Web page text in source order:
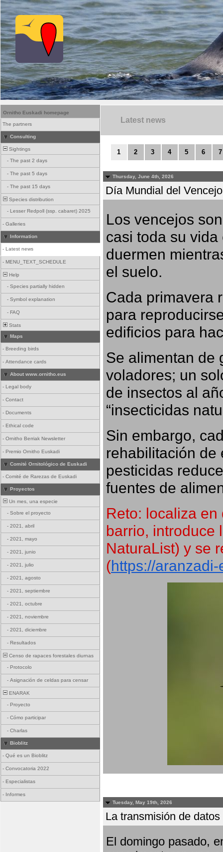
Ornitho Euskadi homepage
The partners
Consulting
Sightings
- The past 2 days
- The past 5 days
- The past 15 days
Species distribution
- Lesser Redpoll (ssp. cabaret) 2025
- Galleries
Information
- Latest news
- MENU_TEXT_SCHEDULE
Help
- Species partially hidden
- Symbol explanation
- FAQ
Stats
Maps
- Breeding birds
- Attendance cards
About www.ornitho.eus
- Legal body
- Contact
- Documents
- Ethical code
- Ornitho Berriak Newsletter
- Premio Ornitho Euskadi
Comité Ornitológico de Euskadi
- Comité de Rarezas de Euskadi
Proyectos
Un mes, una especie
- Sobre el proyecto
- 2021, abril
- 2021, mayo
- 2021, junio
- 2021, julio
- 2021, agosto
- 2021, septiembre
- 2021, octubre
- 2021, noviembre
- 2021, diciembre
- Resultados
Censo de rapaces forestales diurnas
- Protocolo
- Asignación de celdas para censar
ENARAK
- Proyecto
- Cómo participar
- Charlas
Bioblitz
- Qué es un Bioblitz
- Convocatoria 2022
- Especialistas
- Informes
Latest news
1 2 3 4 5 6 7
Thursday, June 4th, 2026
Día Mundial del
Los vencejos
casi toda su
duermen
el suelo.
Cada primavera
para
edificios para
Se alimentan de
voladores; un
de insectos al
“insecticidas
Sin embargo,
rehabilitación de
pesticidas
fuentes de
Reto: localiza
barrio, introduce
NaturaList) y se
(https://
Tuesday, May 19th, 2026
La transmisión de
El domingo pasado,